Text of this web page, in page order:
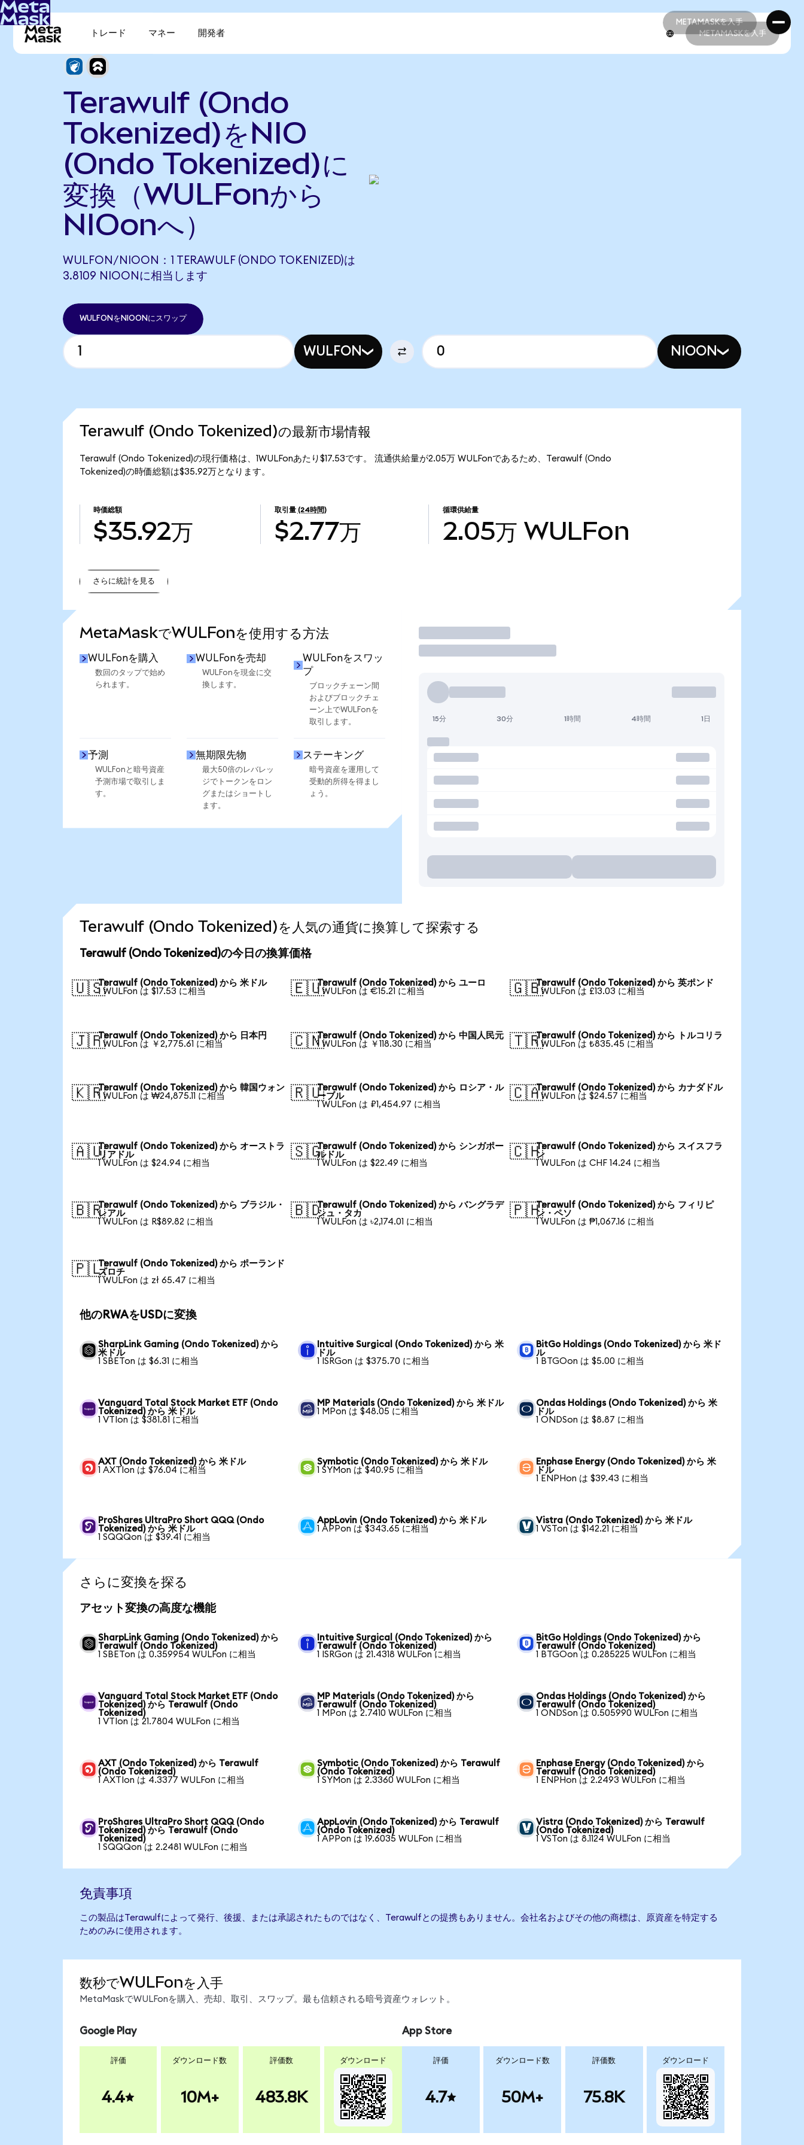
METAMASKを入手
METAMASKを入手
トレード マネー 開発者 METAMASKを入手
Terawulf (Ondo
Tokenized)をNIO
(Ondo Tokenized)に
変換（WULFonから
NIOonへ）
WULFON/NIOON：1 TERAWULF (ONDO TOKENIZED)は
3.8109 NIOONに相当します
WULFONをNIOONにスワップ
WULFON NIOON
Terawulf (Ondo Tokenized)の最新市場情報
Terawulf (Ondo Tokenized)の現行価格は、1WULFonあたり$17.53です。 流通供給量が2.05万 WULFonであるため、Terawulf (Ondo
Tokenized)の時価総額は$35.92万となります。
時価総額
$35.92万
取引量 (24時間)
$2.77万
循環供給量
2.05万 WULFon
さらに統計を見る
MetaMaskでWULFonを使用する方法
WULFonを購入
数回のタップで始め
られます。
WULFonを売却
WULFonを現金に交
換します。
WULFonをスワッ
プ
ブロックチェーン間
およびブロックチェ
ーン上でWULFonを
取引します。
予測
WULFonと暗号資産
予測市場で取引しま
す。
無期限先物
最大50倍のレバレッ
ジでトークンをロン
グまたはショートし
ます。
ステーキング
暗号資産を運用して
受動的所得を得まし
ょう。
取引
15分 30分 1時間 4時間 1日
Terawulf (Ondo Tokenized)を人気の通貨に換算して探索する
Terawulf (Ondo Tokenized)の今日の換算価格
🇺🇸Terawulf (Ondo Tokenized) から 米ドル
1 WULFon は $17.53 に相当
🇪🇺Terawulf (Ondo Tokenized) から ユーロ
1 WULFon は €15.21 に相当
🇬🇧Terawulf (Ondo Tokenized) から 英ポンド
1 WULFon は £13.03 に相当
🇯🇵Terawulf (Ondo Tokenized) から 日本円
1 WULFon は ￥2,775.61 に相当
🇨🇳Terawulf (Ondo Tokenized) から 中国人民元
1 WULFon は ￥118.30 に相当
🇹🇷Terawulf (Ondo Tokenized) から トルコリラ
1 WULFon は ₺835.45 に相当
🇰🇷Terawulf (Ondo Tokenized) から 韓国ウォン
1 WULFon は ₩24,875.11 に相当
🇷🇺Terawulf (Ondo Tokenized) から ロシア・ル
ーブル
1 WULFon は ₽1,454.97 に相当
🇨🇦Terawulf (Ondo Tokenized) から カナダドル
1 WULFon は $24.57 に相当
🇦🇺Terawulf (Ondo Tokenized) から オーストラ
リアドル
1 WULFon は $24.94 に相当
🇸🇬Terawulf (Ondo Tokenized) から シンガポー
ルドル
1 WULFon は $22.49 に相当
🇨🇭Terawulf (Ondo Tokenized) から スイスフラ
ン
1 WULFon は CHF 14.24 に相当
🇧🇷Terawulf (Ondo Tokenized) から ブラジル・
レアル
1 WULFon は R$89.82 に相当
🇧🇩Terawulf (Ondo Tokenized) から バングラデ
シュ・タカ
1 WULFon は ৳2,174.01 に相当
🇵🇭Terawulf (Ondo Tokenized) から フィリピ
ン・ペソ
1 WULFon は ₱1,067.16 に相当
🇵🇱Terawulf (Ondo Tokenized) から ポーランド
ズロチ
1 WULFon は zł 65.47 に相当
他のRWAをUSDに変換
SharpLink Gaming (Ondo Tokenized) から
米ドル
1 SBETon は $6.31 に相当
Intuitive Surgical (Ondo Tokenized) から 米
ドル
1 ISRGon は $375.70 に相当
BitGo Holdings (Ondo Tokenized) から 米ド
ル
1 BTGOon は $5.00 に相当
Vanguard Total Stock Market ETF (Ondo
Tokenized) から 米ドル
1 VTIon は $381.81 に相当
MP Materials (Ondo Tokenized) から 米ドル
1 MPon は $48.05 に相当
Ondas Holdings (Ondo Tokenized) から 米
ドル
1 ONDSon は $8.87 に相当
AXT (Ondo Tokenized) から 米ドル
1 AXTIon は $76.04 に相当
Symbotic (Ondo Tokenized) から 米ドル
1 SYMon は $40.95 に相当
Enphase Energy (Ondo Tokenized) から 米
ドル
1 ENPHon は $39.43 に相当
ProShares UltraPro Short QQQ (Ondo
Tokenized) から 米ドル
1 SQQQon は $39.41 に相当
AppLovin (Ondo Tokenized) から 米ドル
1 APPon は $343.65 に相当
Vistra (Ondo Tokenized) から 米ドル
1 VSTon は $142.21 に相当
さらに変換を探る
アセット変換の高度な機能
SharpLink Gaming (Ondo Tokenized) から
Terawulf (Ondo Tokenized)
1 SBETon は 0.359954 WULFon に相当
Intuitive Surgical (Ondo Tokenized) から
Terawulf (Ondo Tokenized)
1 ISRGon は 21.4318 WULFon に相当
BitGo Holdings (Ondo Tokenized) から
Terawulf (Ondo Tokenized)
1 BTGOon は 0.285225 WULFon に相当
Vanguard Total Stock Market ETF (Ondo
Tokenized) から Terawulf (Ondo
Tokenized)
1 VTIon は 21.7804 WULFon に相当
MP Materials (Ondo Tokenized) から
Terawulf (Ondo Tokenized)
1 MPon は 2.7410 WULFon に相当
Ondas Holdings (Ondo Tokenized) から
Terawulf (Ondo Tokenized)
1 ONDSon は 0.505990 WULFon に相当
AXT (Ondo Tokenized) から Terawulf
(Ondo Tokenized)
1 AXTIon は 4.3377 WULFon に相当
Symbotic (Ondo Tokenized) から Terawulf
(Ondo Tokenized)
1 SYMon は 2.3360 WULFon に相当
Enphase Energy (Ondo Tokenized) から
Terawulf (Ondo Tokenized)
1 ENPHon は 2.2493 WULFon に相当
ProShares UltraPro Short QQQ (Ondo
Tokenized) から Terawulf (Ondo
Tokenized)
1 SQQQon は 2.2481 WULFon に相当
AppLovin (Ondo Tokenized) から Terawulf
(Ondo Tokenized)
1 APPon は 19.6035 WULFon に相当
Vistra (Ondo Tokenized) から Terawulf
(Ondo Tokenized)
1 VSTon は 8.1124 WULFon に相当
免責事項
この製品はTerawulfによって発行、後援、または承認されたものではなく、Terawulfとの提携もありません。会社名およびその他の商標は、原資産を特定する
ためのみに使用されます。
数秒でWULFonを入手
MetaMaskでWULFonを購入、売却、取引、スワップ。最も信頼される暗号資産ウォレット。
Google Play
評価
4.4
ダウンロード数
10M+
評価数
483.8K
ダウンロード
App Store
評価
4.7
ダウンロード数
50M+
評価数
75.8K
ダウンロード